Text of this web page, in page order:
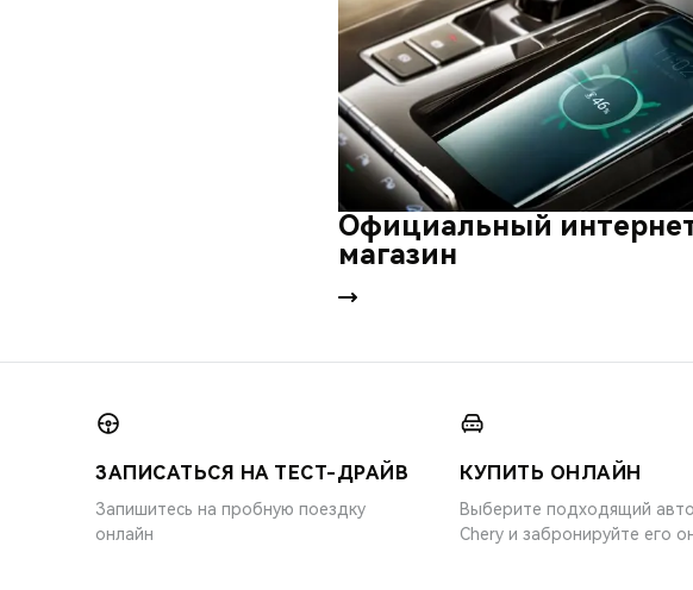
Официальный
магазин
ЗАПИСАТЬСЯ НА ТЕСТ-ДРАЙВ
Запишитесь на пробную поездку
онлайн
КУПИТЬ ОНЛАЙН
Выберите подходящий
Chery и забронируйте его